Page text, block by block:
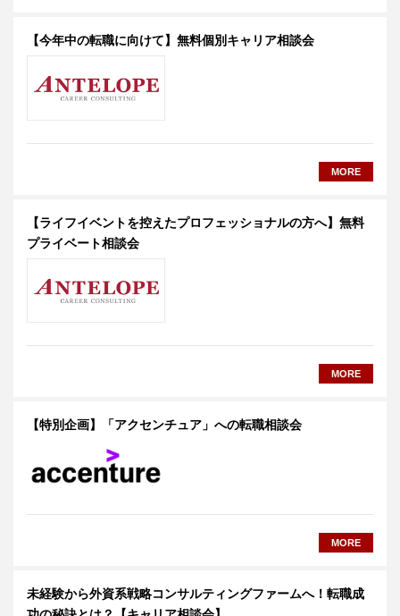
【今年中の転職に向けて】無料個別キャリア相談会
MORE
【ライフイベントを控えたプロフェッショナルの方へ】無料
プライベート相談会
MORE
【特別企画】「アクセンチュア」への転職相談会
MORE
未経験から外資系戦略コンサルティングファームへ！転職成